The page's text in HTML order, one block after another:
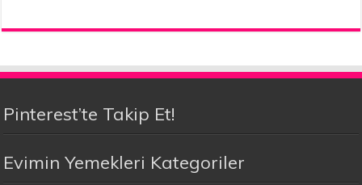
Pinterest’te Takip Et!
Evimin Yemekleri Kategoriler